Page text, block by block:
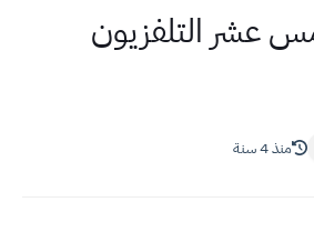
عشر التلفزيون
منذ 4 سنة